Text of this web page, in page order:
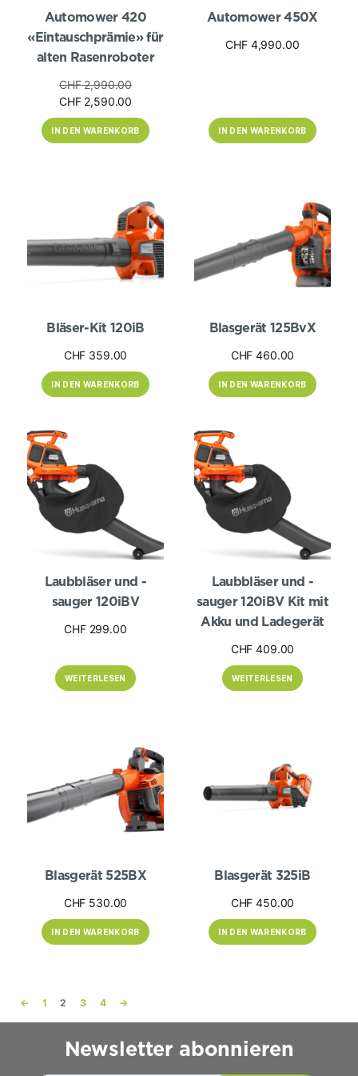
Automower 420
«Eintauschprämie» für
alten Rasenroboter
CHF2,990.00Ursprünglicher
war:
CHF 2,990.00
CHF2,590.00
Preis
ist:
IN DEN WARENKORB
Automower 450X
CHF4,990.00
IN DEN WARENKORB
Bläser-Kit 120iB
CHF 359.00
IN DEN WARENKORB
Blasgerät 125BvX
CHF 460.00
IN DEN WARENKORB
Laubbläser und -
sauger 120iBV
CHF299.00
WEITERLESEN
Laubbläser und -
sauger 120iBV Kit mit
Akku und Ladegerät
CHF 409.00
WEITERLESEN
Blasgerät 525BX
CHF 530.00
IN DEN WARENKORB
Blasgerät 325iB
CHF 450.00
IN DEN WARENKORB
← 1 2 3 4 →
Newsletter abonnieren